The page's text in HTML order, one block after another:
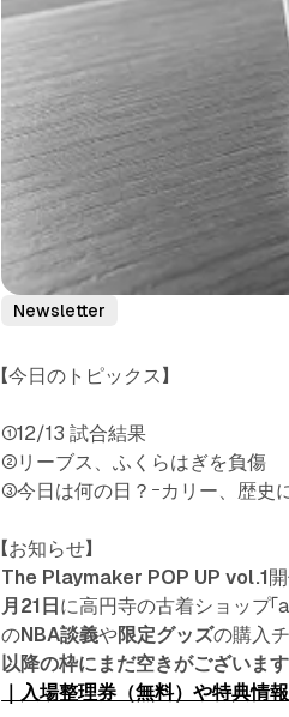
Newsletter
【今日のトピックス】
①12/13 試合結果
②リーブス、ふくらはぎを負傷
③今日は何の日？ｰカリー、歴史
【お知らせ】
The Playmaker POP UP vol.1
月21日 に高円寺の古着ショップ
のNBA談義や限定グッズの購入
以降の枠にまだ空きがございま
｜入場整理券（無料）や特典情